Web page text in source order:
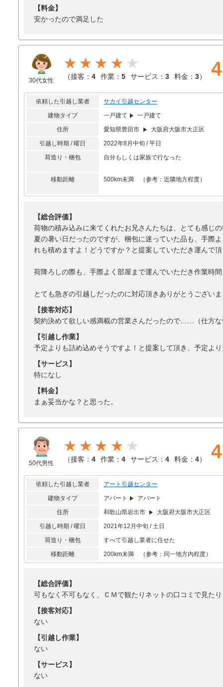
【料金】
安かったので満足した
30代女性
★★★★
（接客： 4 作業： 5 サービス： 3 料金： 3） 4
依頼した引越し業者
サカイ引越センター
建物タイプ
一戸建て
一戸建て
住所
愛知県豊田市
大阪府大阪市大正区
引越し時期 / 曜日
2022年8月中旬 / 平日
荷造り・梱包
自分もしくは家族で行なった
移動距離 500km未満 （参考：近隣地方程度）
【総合評価】
荷物の積み込みに来てくれたお兄さんたちは、とても感じ
夏の暑い日だったのですが、梱包に迷っていた品も、手際
れも積めますよ！どうですか？と提案していただき運んで
荷降ろしの際も、手際よく部屋まで運んでいただき作業時
とても急ぎの引越しだったのに対応頂きありがとうござい
【接客対応】
契約決めて欲しい感満載の営業さんだったので……（仕方
【引越し作業】
予定よりも詰め込めそうですよ！と提案して頂き、予定よ
【サービス】
特になし
【料金】
まぁ妥当かな？と思った。
50代男性
★★★★
（接客： 4 作業： 4 サービス： 4 料金： 4） 4
依頼した引越し業者
アート引越センター
建物タイプ
アパート
アパート
住所
和歌山県岩出市
大阪府大阪市大正区
引越し時期 / 曜日
2021年12月中旬 / 土日
荷造り・梱包
すべて引越し業者に任せた
移動距離
200km未満 （参考：同一地方内程度）
【総合評価】
可もなく不可もなく、ＣＭで観たりネットの口コミで見た
【接客対応】
ない
【引越し作業】
ない
【サービス】
ない